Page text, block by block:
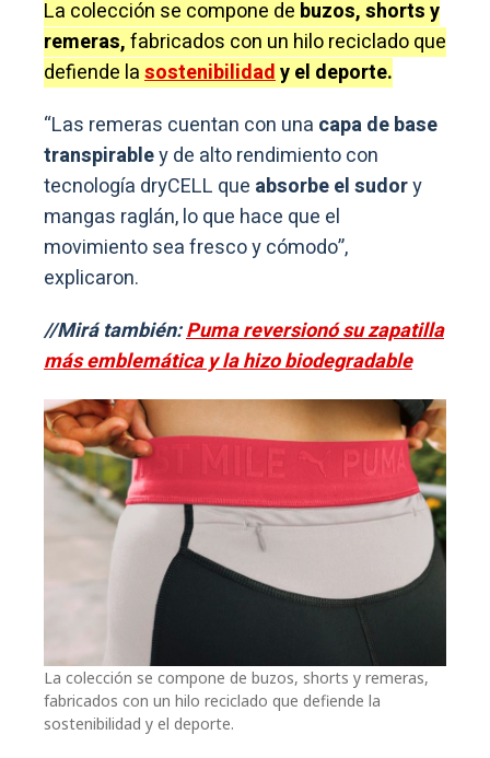
La colección se compone de buzos, shorts y
remeras,fabricados con un hilo reciclado que
defiende lasostenibilidady el deporte.
“Las remeras cuentan con una capa de base
transpirabley de alto rendimiento con
tecnología dryCELL que absorbe el sudory
mangas raglán, lo que hace que el
movimiento sea fresco y cómodo”,
explicaron.
//Mirá también:Puma reversionó su zapatilla
más emblemática y la hizo biodegradable
La colección se compone de buzos, shorts y remeras,
fabricados con un hilo reciclado que defiende la
sostenibilidad y el deporte.